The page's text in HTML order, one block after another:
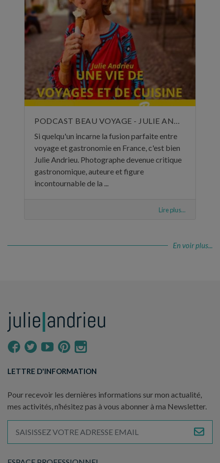
PODCAST BEAU VOYAGE - JULIE ANDRIEU, UNE VIE DE VOYAGES ET DE CUISINE - 5 NOVEMBRE 2024
Si quelqu'un incarne la fusion parfaite entre
voyage et gastronomie en France, c'est bien
Julie Andrieu. Photographe devenue critique
gastronomique, auteure et figure
incontournable de la ...
Lire plus...
En voir plus...
LETTRE D'INFORMATION
Pour recevoir les dernières informations sur mon actualité,
mes activités, n’hésitez pas à vous abonner à ma Newsletter.